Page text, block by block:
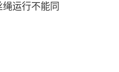
运行不能同